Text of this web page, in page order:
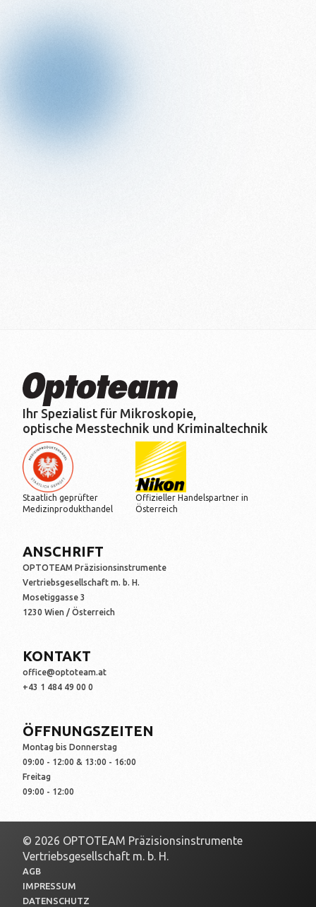
Ihr Spezialist für Mikroskopie,
optische Messtechnik und Kriminaltechnik
Staatlich geprüfter
Medizinprodukthandel
Offizieller Handelspartner in
Österreich
ANSCHRIFT
OPTOTEAM Präzisionsinstrumente
Vertriebsgesellschaft m. b. H.
Mosetiggasse 3
1230 Wien / Österreich
KONTAKT
office@optoteam.at
+43 1 484 49 00 0
ÖFFNUNGSZEITEN
Montag bis Donnerstag
09:00 - 12:00 & 13:00 - 16:00
Freitag
09:00 - 12:00
© 2026 OPTOTEAM Präzisionsinstrumente
Vertriebsgesellschaft m. b. H.
AGB
IMPRESSUM
DATENSCHUTZ